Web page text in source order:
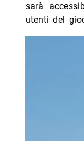
sarà
utenti del